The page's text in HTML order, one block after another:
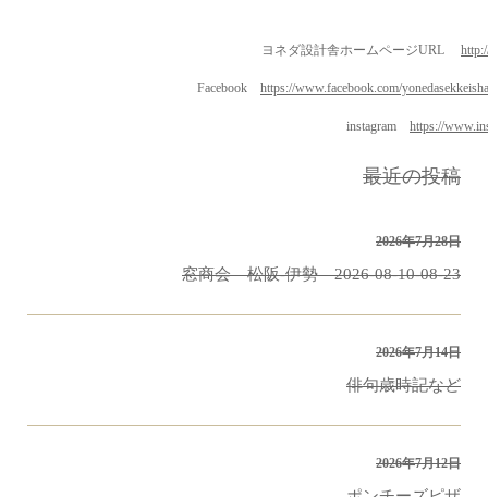
ヨネダ設計舎ホームページURL
Facebook https://www.facebook.com/
instagram https://
最近の投稿
窓商会 松阪-伊勢 2026-08-10-08-23
2026年7月28日
俳句歳時記など
2026年7月14日
2026年7月12日